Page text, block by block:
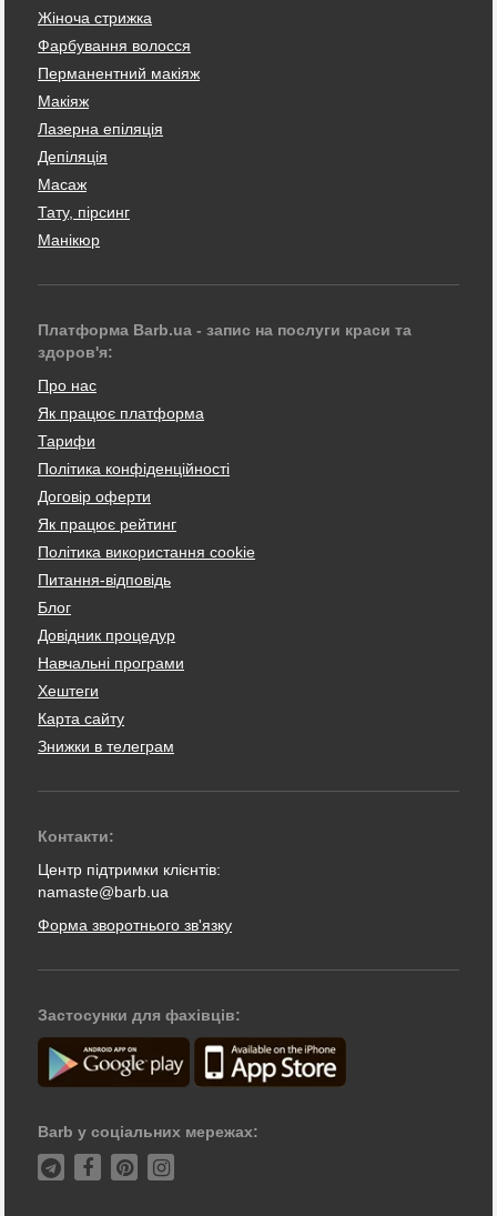
Жіноча стрижка
Фарбування волосся
Перманентний макіяж
Макіяж
Лазерна епіляція
Депіляція
Масаж
Тату, пірсинг
Манікюр
Платформа Barb.ua - запис на послуги краси та
здоров'я:
Про нас
Як працює платформа
Тарифи
Політика конфіденційності
Договір оферти
Як працює рейтинг
Політика використання cookie
Питання-відповідь
Блог
Довідник процедур
Навчальні програми
Хештеги
Карта сайту
Знижки в телеграм
Контакти:
Центр підтримки клієнтів:
namaste@barb.ua
Форма зворотнього зв'язку
Застосунки для фахівців:
Barb у соціальних мережах: